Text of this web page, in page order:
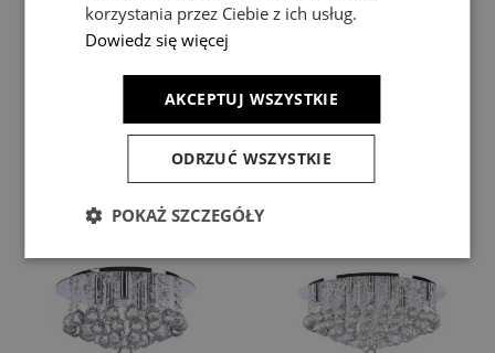
SOVANA TOP 45 CCT
825,00 zł 1 979,00 zł
korzystania przez Ciebie z ich usług.
Dowiedz się więcej
AKCEPTUJ WSZYSTKIE
ODRZUĆ WSZYSTKIE
POKAŻ SZCZEGÓŁY